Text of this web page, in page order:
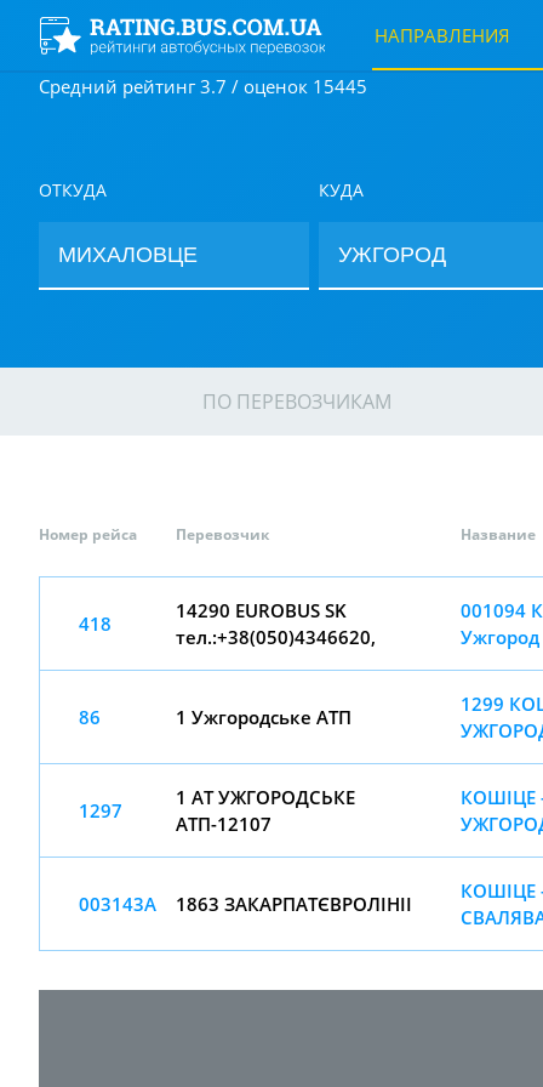
НАПРАВЛЕНИЯ
Средний рейтинг 3.7 / оценок 15445
ОТКУДА КУДА
ПО ПЕРЕВОЗЧИКАМ
Номер рейса Перевозчик Название
418
14290 EUROBUS SK
тел.:+38(050)4346620,
001094
Ужгород
86 1 Ужгородське АТП
1299
1297
1 АТ УЖГОРОДСЬКЕ
АТП-12107
КОШІЦЕ
003143А 1863 ЗАКАРПAТЄВРOЛIНIІ
КОШІЦЕ